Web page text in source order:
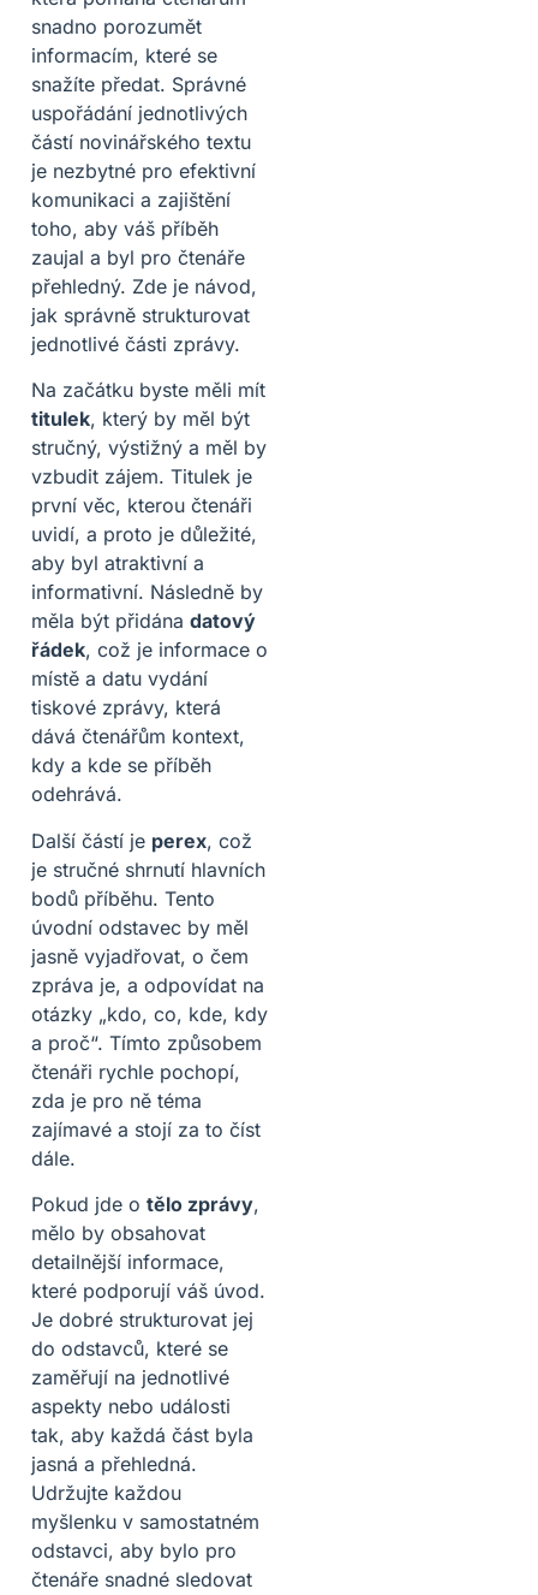
snadno porozumět
informacím, které se
snažíte předat. Správné
uspořádání jednotlivých
částí novinářského textu
je nezbytné pro efektivní
komunikaci a zajištění
toho, aby váš příběh
zaujal a byl pro čtenáře
přehledný. Zde je návod,
jak správně strukturovat
jednotlivé části zprávy.
Na začátku byste měli mít
titulek, který by měl být
stručný, výstižný a měl by
vzbudit zájem. Titulek je
první věc, kterou čtenáři
uvidí, a proto je důležité,
aby byl atraktivní a
informativní. Následně by
měla být přidána datový
řádek, což je informace o
místě a datu vydání
tiskové zprávy, která
dává čtenářům kontext,
kdy a kde se příběh
odehrává.
Další částí je perex, což
je stručné shrnutí hlavních
bodů příběhu. Tento
úvodní odstavec by měl
jasně vyjadřovat, o čem
zpráva je, a odpovídat na
otázky „kdo, co, kde, kdy
a proč“. Tímto způsobem
čtenáři rychle pochopí,
zda je pro ně téma
zajímavé a stojí za to číst
dále.
Pokud jde o tělo zprávy,
mělo by obsahovat
detailnější informace,
které podporují váš úvod.
Je dobré strukturovat jej
do odstavců, které se
zaměřují na jednotlivé
aspekty nebo události
tak, aby každá část byla
jasná a přehledná.
Udržujte každou
myšlenku v samostatném
odstavci, aby bylo pro
čtenáře snadné sledovat